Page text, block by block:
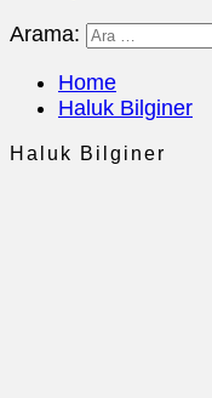
Arama:
Home
Haluk Bilginer
Haluk Bilginer